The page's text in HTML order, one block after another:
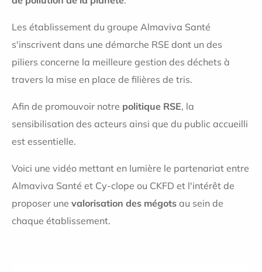
Les établissement du groupe Almaviva Santé
s'inscrivent dans une démarche RSE dont un des
piliers concerne la meilleure gestion des déchets à
travers la mise en place de filières de tris.
Afin de promouvoir notre politique RSE, la
sensibilisation des acteurs ainsi que du public accueilli
est essentielle.
Voici une vidéo mettant en lumière le partenariat entre
Almaviva Santé et Cy-clope ou CKFD et l'intérêt de
proposer une valorisation des mégots au sein de
chaque établissement.